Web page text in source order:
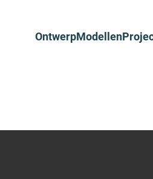
OntwerpModellen